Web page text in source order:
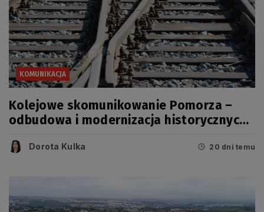
KOMUNIKACJA
Kolejowe skomunikowanie Pomorza –
odbudowa i modernizacja historycznych
Dorota Kulka 20 dni temu